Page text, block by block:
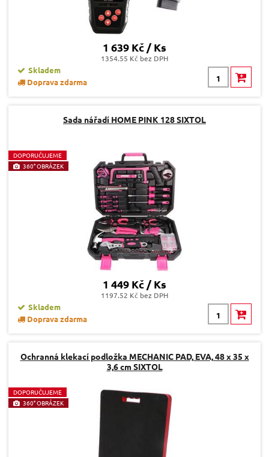
1 639 Kč / Ks
1354.55 Kč bez DPH
Skladem
Doprava zdarma
Sada nářadí HOME PINK 128 SIXTOL
DOPORUČUJEME
360° OBRÁZEK
1 449 Kč / Ks
1197.52 Kč bez DPH
Skladem
Doprava zdarma
Ochranná klekací podložka MECHANIC PAD, EVA, 48 x 35 x
3,6 cm SIXTOL
DOPORUČUJEME
360° OBRÁZEK